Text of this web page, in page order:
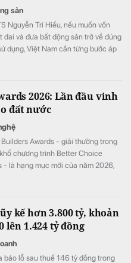
sản
Nguyễn Trí Hiếu, nếu muốn vốn
đai và đưa bất động sản trở về đúng
dụng, Việt Nam cần từng bước áp
2026: Lần đầu vinh
đất nước
Awards - giải thưởng trong
chương trình Better Choice
- là hạng mục mới của năm 2026,
kế hơn 3.800 tỷ, khoản
1.424 tỷ đồng
báo lỗ sau thuế 146 tỷ đồng trong